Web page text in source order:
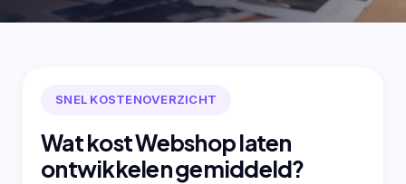
SNEL KOSTENOVERZICHT
Wat kost Webshop laten
ontwikkelen gemiddeld?